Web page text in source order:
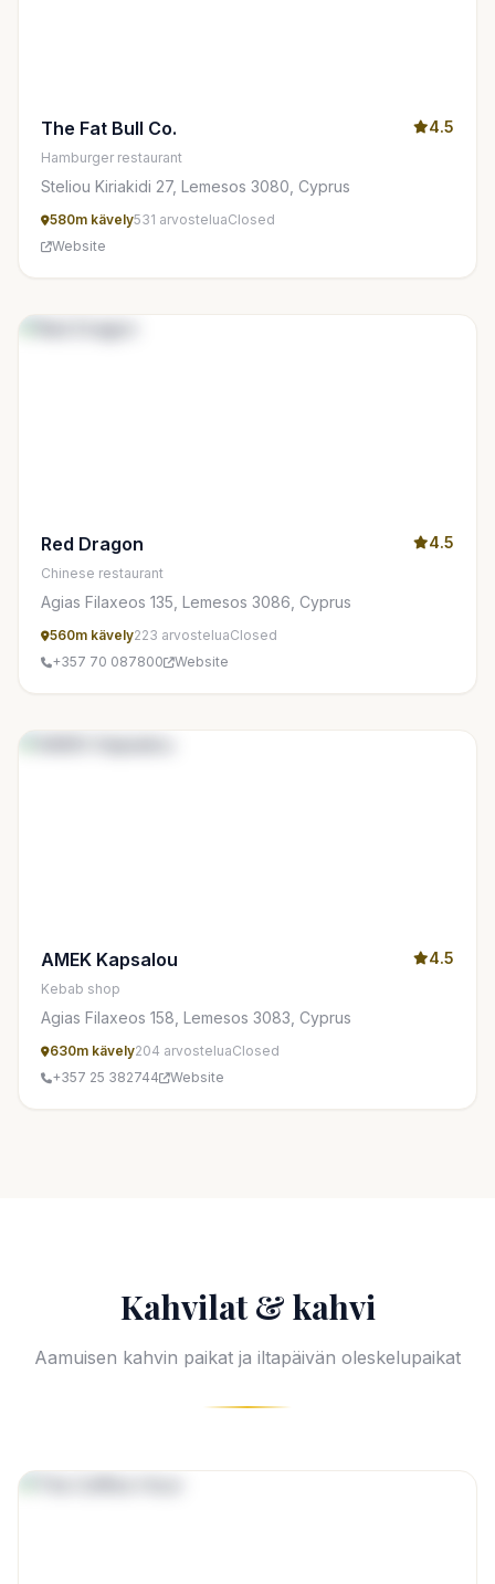
The Fat Bull Co. 4.5
Hamburger restaurant
Steliou Kiriakidi 27, Lemesos 3080, Cyprus
580m kävely531 arvosteluaClosed
Website
Red Dragon 4.5
Chinese restaurant
Agias Filaxeos 135, Lemesos 3086, Cyprus
560m kävely223 arvosteluaClosed
+357 70 087800
Website
AMEK Kapsalou 4.5
Kebab shop
Agias Filaxeos 158, Lemesos 3083, Cyprus
630m kävely204 arvosteluaClosed
+357 25 382744
Website
Kahvilat & kahvi
Aamuisen kahvin paikat ja iltapäivän oleskelupaikat